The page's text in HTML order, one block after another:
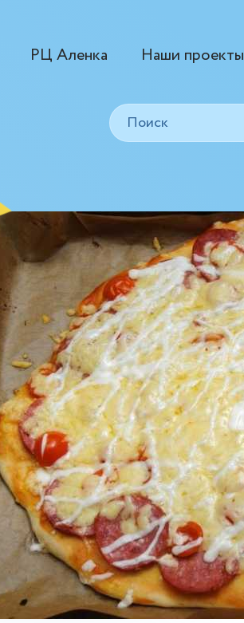
РЦ Аленка Наши проекты